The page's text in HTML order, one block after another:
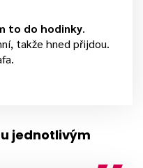
to do hodinky.
takže hned přijdou.
jednotlivým